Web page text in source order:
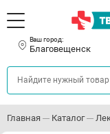
Ваш город:
Благовещенск
Главная Каталог